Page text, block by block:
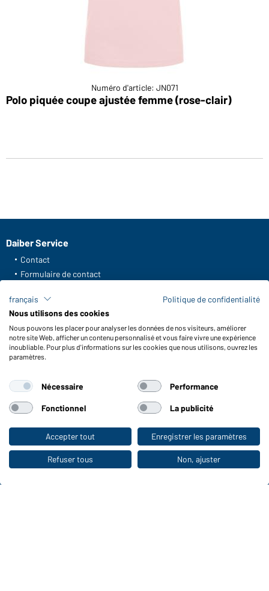
Vers la boutique pour particuliers
Numéro d'article: JN071
Polo piquée coupe ajustée femme (rose-clair)
Daiber Service
Contact
Formulaire de contact
FAQ / Manuel d' utilisation
Vérifier le stock
Reporting system according to whistleblower protection act
Fonctions et entretien
Conseils d'entretien
Tailles
Couleurs
WORKWEAR COLLECTION
Le choix idéal pour les professionnels :
français
Politique de confidentialité
Nous utilisons des cookies
Nous pouvons les placer pour analyser les données de nos visiteurs, améliorer
notre site Web, afficher un contenu personnalisé et vous faire vivre une expérience
inoubliable. Pour plus d'informations sur les cookies que nous utilisons, ouvrez les
paramètres.
Nécessaire Performance
Fonctionnel La publicité
Accepter tout Enregistrer les paramètres
Refuser tous Non, ajuster